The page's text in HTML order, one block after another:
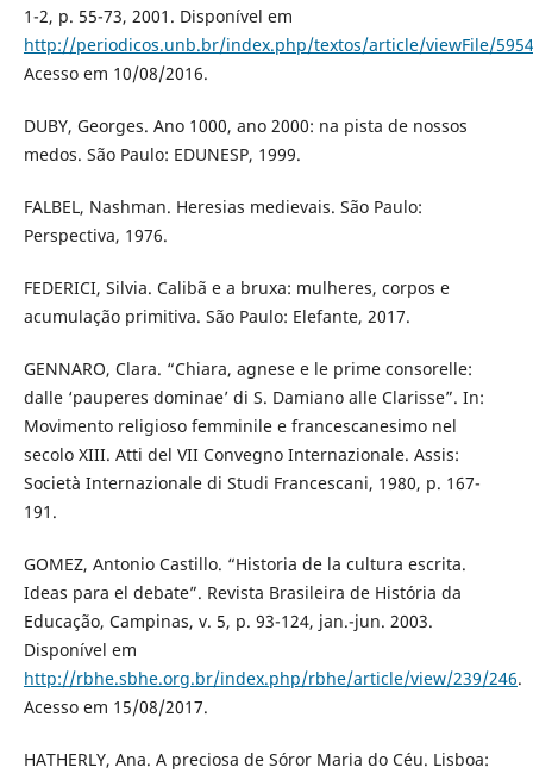
1-2, p. 55-73, 2001. Disponível em
http://periodicos.unb.br/index.php/textos/article/viewFile/
Acesso em 10/08/2016.
DUBY, Georges. Ano 1000, ano 2000: na pista de nossos
medos. São Paulo: EDUNESP, 1999.
FALBEL, Nashman. Heresias medievais. São Paulo:
Perspectiva, 1976.
FEDERICI, Silvia. Calibã e a bruxa: mulheres, corpos e
acumulação primitiva. São Paulo: Elefante, 2017.
GENNARO, Clara. “Chiara, agnese e le prime consorelle:
dalle ‘pauperes dominae’ di S. Damiano alle Clarisse”. In:
Movimento religioso femminile e francescanesimo nel
secolo XIII. Atti del VII Convegno Internazionale. Assis:
Società Internazionale di Studi Francescani, 1980, p. 167-
191.
GOMEZ, Antonio Castillo. “Historia de la cultura escrita.
Ideas para el debate”. Revista Brasileira de História da
Educação, Campinas, v. 5, p. 93-124, jan.-jun. 2003.
Disponível em
http://rbhe.sbhe.org.br/index.php/rbhe/article/view/239/246.
Acesso em 15/08/2017.
HATHERLY, Ana. A preciosa de Sóror Maria do Céu. Lisboa: